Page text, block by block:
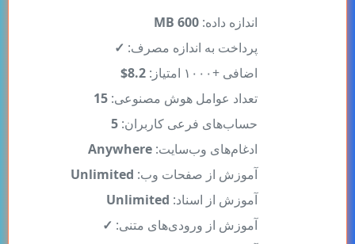
پرداخت به اندازه مصرف:
اضافی +۱۰۰۰ امتیاز:
8.2$
تعداد عوامل هوش مصنوعی:
حساب‌های فرعی کاربران:5
ادغام‌های وب‌سایت:Anywhere
آموزش از صفحات وب:Unlimited
آموزش از اسناد:Unlimited
آموزش از ورودی‌های متنی:✓
آموزش چند زبانه هوش مصنوعی: